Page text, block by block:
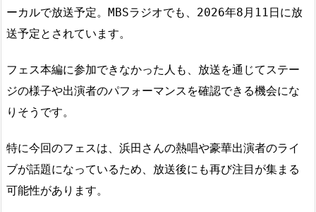
ーカルで放送予定。MBSラジオでも、2026年8月11日に放
送予定とされています。
フェス本編に参加できなかった人も、放送を通じてステー
ジの様子や出演者のパフォーマンスを確認できる機会にな
りそうです。
特に今回のフェスは、浜田さんの熱唱や豪華出演者のライ
ブが話題になっているため、放送後にも再び注目が集まる
可能性があります。